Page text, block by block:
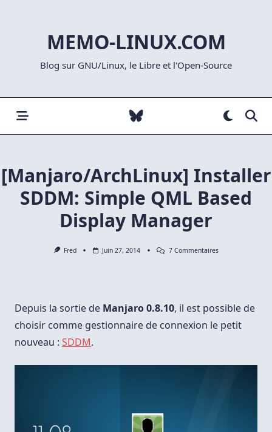
MEMO-LINUX.COM
Blog sur GNU/Linux, le Libre et l'Open-Source
[Manjaro/ArchLinux] Installer
SDDM: Simple QML Based
Display Manager
Fred Juin 27, 2014 7 CommentairesSur
Based
Display
Manager
Depuis la sortie de Manjaro 0.8.10, il est possible de
choisir comme gestionnaire de connexion le petit
nouveau : SDDM.